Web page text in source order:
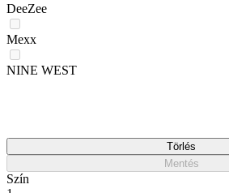
DeeZee
Mexx
NINE WEST
Törlés
Mentés
Szín